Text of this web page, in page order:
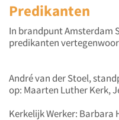
Predikanten
In brandpunt Amsterdam
predikanten
André van der Stoel,
op: Maarten Luther Kerk,
Kerkelijk Werker: Barbara